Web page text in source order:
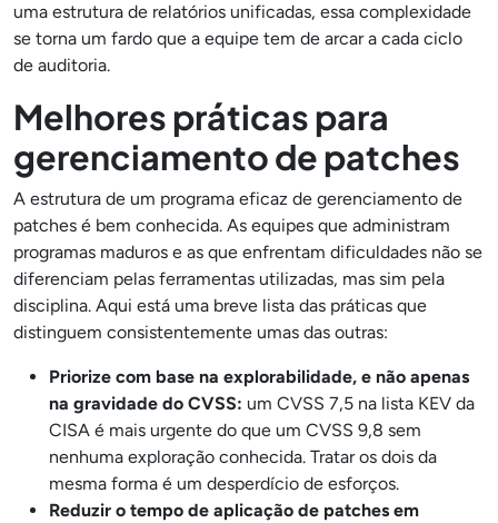
uma estrutura de relatórios unificadas, essa complexidade
se torna um fardo que a equipe tem de arcar a cada ciclo
de auditoria.
Melhores práticas para
gerenciamento de patches
A estrutura de um programa eficaz de gerenciamento de
patches é bem conhecida. As equipes que administram
programas maduros e as que enfrentam dificuldades não se
diferenciam pelas ferramentas utilizadas, mas sim pela
disciplina. Aqui está uma breve lista das práticas que
distinguem consistentemente umas das outras:
Priorize com base na explorabilidade, e não apenas
na gravidade do CVSS: um CVSS 7,5 na lista KEV da
CISA é mais urgente do que um CVSS 9,8 sem
nenhuma exploração conhecida. Tratar os dois da
mesma forma é um desperdício de esforços.
Reduzir o tempo de aplicação de patches em